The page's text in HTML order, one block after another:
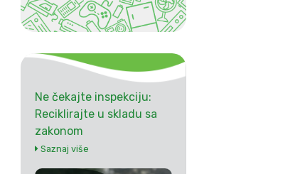
Ne čekajte inspekciju:
Reciklirajte u skladu sa
zakonom
Saznaj više